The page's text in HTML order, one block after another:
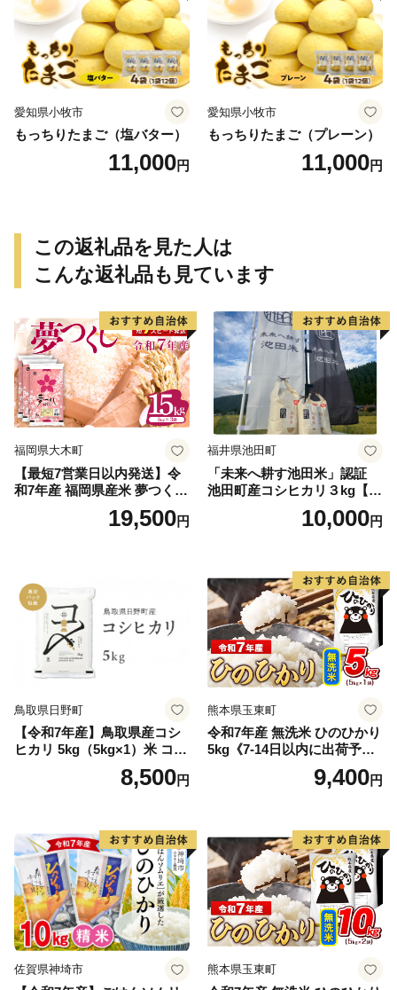
愛知県小牧市
もっちりたまご（塩バター）
11,000円
愛知県小牧市
もっちりたまご（プレーン）
11,000円
この返礼品を見た人は
こんな返礼品も見ています
福岡県大木町
【最短7営業日以内発送】令
和7年産 福岡県産米 夢つくし
15kg 精米 ※北海道・沖縄・
19,500円
福井県池田町
「未来へ耕す池田米」認証
池田町産コシヒカリ３kg【お
1人様につき３セットまで】
10,000円
鳥取県日野町
【令和7年産】鳥取県産コシ
ヒカリ 5kg（5kg×1）米 コシ
ヒカリ こしひかり お米 白米
精米 5キロ おこめ こめ コメ
野町産 Elevation
8,500円
熊本県玉東町
令和7年産 無洗米 ひのひかり
5kg《7-14日以内に出荷予定
(土日祝除く)》コメ 米 無洗米
高レビュー｜人気米 熊本県
9,400円
佐賀県神埼市 熊本県玉東町